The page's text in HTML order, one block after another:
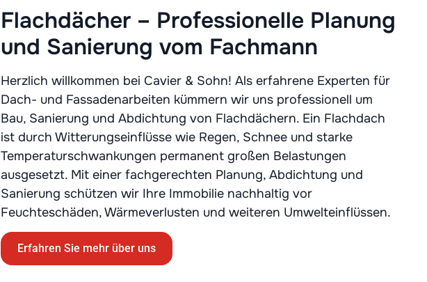
Flachdächer – Professionelle Planung
und Sanierung vom Fachmann
Herzlich willkommen bei Cavier & Sohn! Als erfahrene Experten für
Dach- und Fassadenarbeiten kümmern wir uns professionell um
Bau, Sanierung und Abdichtung von Flachdächern. Ein Flachdach
ist durch Witterungseinflüsse wie Regen, Schnee und starke
Temperaturschwankungen permanent großen Belastungen
ausgesetzt. Mit einer fachgerechten Planung, Abdichtung und
Sanierung schützen wir Ihre Immobilie nachhaltig vor
Feuchteschäden, Wärmeverlusten und weiteren Umwelteinflüssen.
Erfahren Sie mehr über uns